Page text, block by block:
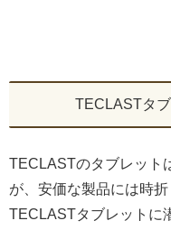
TECLASTタ
TECLASTのタブレット
が、安価な製品には時
TECLASTタブレットに